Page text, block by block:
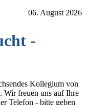
06. August 2026
-
Kollegium von
Wir freuen uns auf Ihre
Telefon - bitte geben